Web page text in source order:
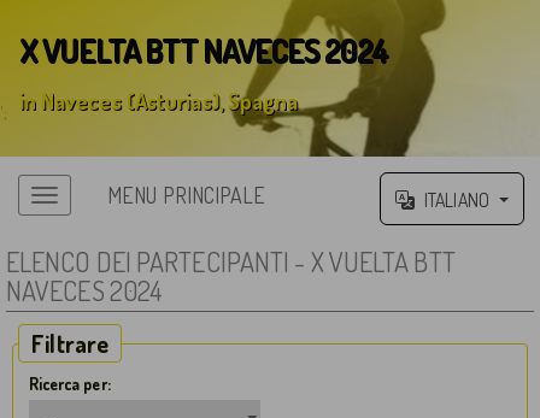
X VUELTA BTT NAVECES 2024
in Naveces (Asturias), Spagna
';
MENU PRINCIPALE ITALIANO
ELENCO DEI PARTECIPANTI - X VUELTA BTT
NAVECES 2024
Filtrare
Ricerca per: